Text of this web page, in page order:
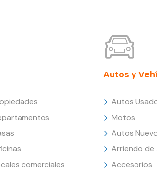
comerciales
Autos y
Autos
Motos
Autos
Arriendo de
Accesorios